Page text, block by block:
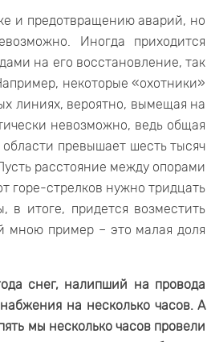
и предотвращению аварий, но
Иногда приходится
на его восстановление, так
некоторые «охотники»
линиях, вероятно, вымещая на
невозможно, ведь общая
превышает шесть тысяч
расстояние между опорами
горе-стрелков нужно тридцать
в итоге, придется возместить
мною пример – это малая доля
снег, налипший на провода
на несколько часов. А
мы несколько часов провели